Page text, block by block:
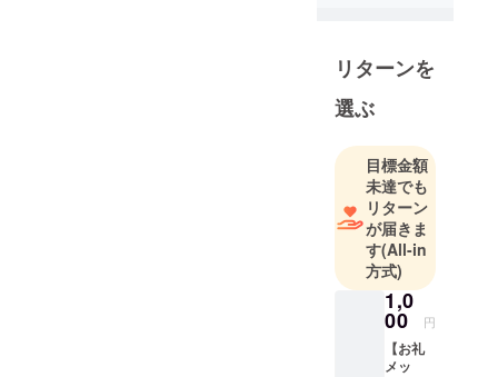
わマル
シェ」の学
生責任者で
私たちは中
間支援とい
う形で「幸
せなまち」
づくりを
行っていま
す。学生を
中心として
活動を行っ
リターンを
選ぶ
目標金額
未達でも
リターン
が届きま
す(All-in
方式)
1,0
00 円
【お礼
メッ